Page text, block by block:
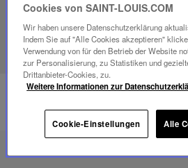
ENTDECKEN SIE UNSER
Cookies von SAINT-LOUIS.COM
Wir haben unsere Datenschutzerklärung
Indem Sie auf "Alle Cookies akzeptieren"
Verwendung von für den Betrieb der Website
zur Personalisierung, zu Statistiken und
Drittanbieter-Cookies, zu.
Weitere Informationen zur
Cookie-Einstellungen Alle